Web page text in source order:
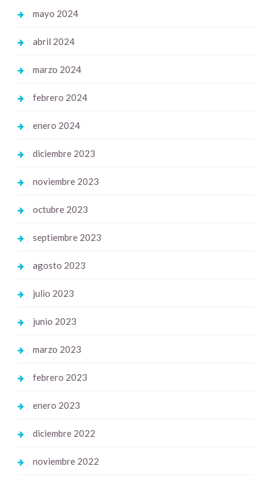
mayo 2024
abril 2024
marzo 2024
febrero 2024
enero 2024
diciembre 2023
noviembre 2023
octubre 2023
septiembre 2023
agosto 2023
julio 2023
junio 2023
marzo 2023
febrero 2023
enero 2023
diciembre 2022
noviembre 2022